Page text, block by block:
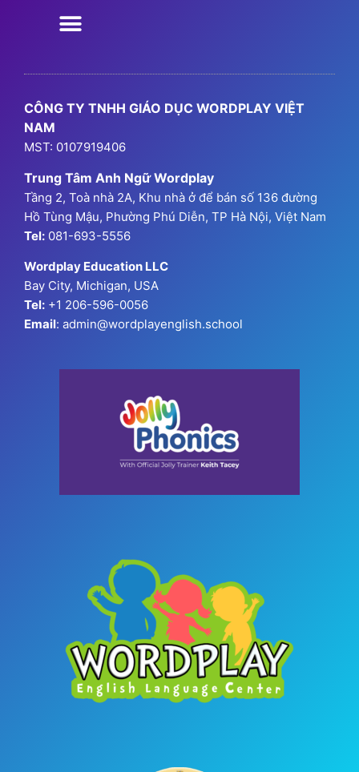
CÔNG TY TNHH GIÁO DỤC WORDPLAY VIỆT
NAM
MST: 0107919406
Trung Tâm Anh Ngữ Wordplay
Tầng 2, Toà nhà 2A, Khu nhà ở để bán số 136 đường
Hồ Tùng Mậu, Phường Phú Diễn, TP Hà Nội, Việt Nam
Tel: 081-693-5556
Wordplay Education LLC
Bay City, Michigan, USA
Tel: +1 206-596-0056
Email: admin@wordplayenglish.school